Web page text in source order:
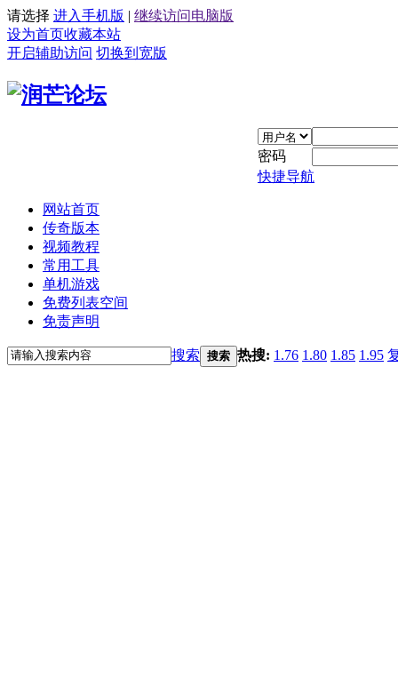
请选择 进入手机版 | 继续访问电脑版
设为首页收藏本站
开启辅助访问 切换到宽版
密码
快捷导航
网站首页
传奇版本
视频教程
常用工具
单机游戏
免费列表空间
免责声明
搜索 搜索 热搜: 1.76 1.80 1.85 1.95